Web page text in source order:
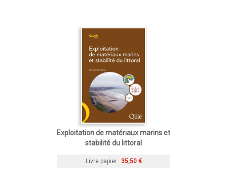
Exploitation de matériaux marins et
stabilité du littoral
Livre papier 35,50 €